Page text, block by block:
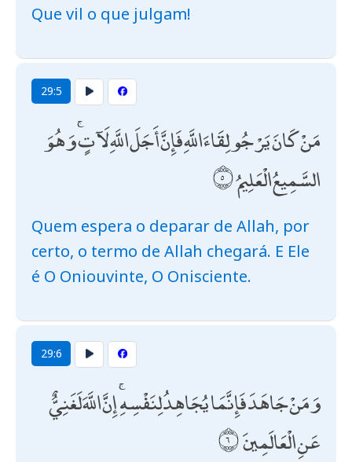
Que vil o que julgam!
29:5
مَنْ كَانَ يَرْجُو لِقَاءَ اللَّهِ فَإِنَّ أَجَلَ اللَّهِ لَآتٍ ۚ وَهُوَ
السَّمِيعُ الْعَلِيمُ
Quem espera o deparar de Allah, por
certo, o termo de Allah chegará. E Ele
é O Oniouvinte, O Onisciente.
29:6
وَمَنْ جَاهَدَ فَإِنَّمَا يُجَاهِدُ لِنَفْسِهِ ۚ إِنَّ اللَّهَ لَغَنِيٌّ
عَنِ الْعَالَمِينَ